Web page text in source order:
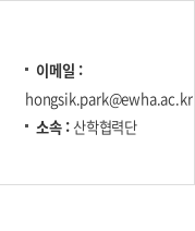
이메일
hongsik.park@ewha.ac.kr
소속 산학협력단